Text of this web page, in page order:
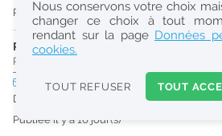
Réinitialiser
2
0
k
Consulter les offres de la France
Publiée il y a 14 jour(s)
PHARMACIEN (H/F)
Pharmacie d'Officine
CDDtemps partiel
Du 31/08/26 au 29/09/26
Publiée il y a 16 jour(s)
Nous conservons votre choix
changer ce choix à tout
rendant sur la page Données
cookies.
TOUT REFUSER TOUT